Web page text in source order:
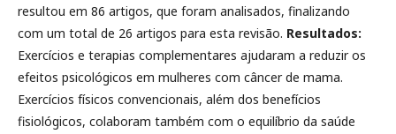
resultou em 86 artigos, que foram analisados, finalizando
com um total de 26 artigos para esta revisão. Resultados:
Exercícios e terapias complementares ajudaram a reduzir os
efeitos psicológicos em mulheres com câncer de mama.
Exercícios físicos convencionais, além dos benefícios
fisiológicos, colaboram também com o equilíbrio da saúde